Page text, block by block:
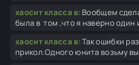
хаосит класса в: Вообщем
была в том ,что я наверно один
хаосит класса в:Так ошибки
прикол.Одного юнита возьму